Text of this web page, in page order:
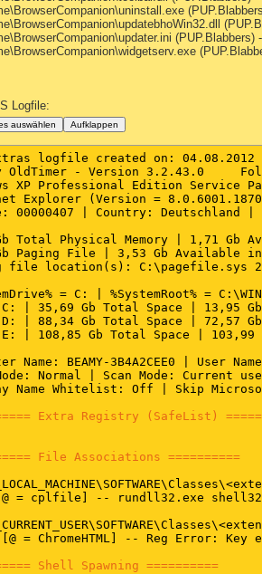
Logfile:
auswählen Aufklappen
logfile created on: 04.08.2012
OldTimer - Version 3.2.43.0
XP Professional Edition Service
Explorer (Version =
00000407 | Country: Deutschland |
Total Physical Memory | 1,71 Gb
Paging File | 3,53 Gb Available
file location(s): C:\pagefile.sys
= C: | %SystemRoot% =
| 35,69 Gb Total Space | 13,95
| 88,34 Gb Total Space | 72,57
| 108,85 Gb Total Space | 103,99
Name: BEAMY-3B4A2CEE0 | User
Normal | Scan Mode: Current
Name Whitelist: Off | Skip
Extra Registry (SafeList)
File Associations ==========
= cplfile] -- rundll32.exe
= ChromeHTML] -- Reg Error:
Shell Spawning ==========